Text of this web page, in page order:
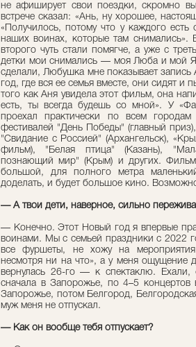
не афиширует свои поездки, скромно
встрече сказал: «Ань, ну хорошее,
«Получилось, потому что у каждого
наших воинах, которые там
второго чуть стали помягче, а уже с
детки мои снимались — моя Люба и мой
сделали, Любушка мне показывает запись
год, где вся ее семья вместе, они сидят и
того как Аня увидела этот фильм, она
есть, ты всегда будешь со мной». У
проехал практически по всем
фестивалей "День Победы" (главный
"Свидание с Россией" (Архангельск),
фильм), "Белая птица" (Казань),
познающий мир" (Крым) и других.
большой, для полного метра
доделать, и будет большое кино.
— А твои дети, наверное, сильно
— Конечно. Этот Новый год я впервые
воинами. Мы с семьей праздники с 2022
все фуршеты, не хожу на
несмотря ни на что», а у меня ощущение
вернулась 26-го — к спектаклю.
сначала в Запорожье, по 4–5 концертов
Запорожье, потом Белгород,
муж меня не отпускал.
— Как он вообще тебя отпускает?